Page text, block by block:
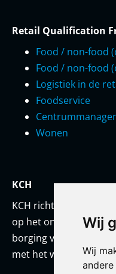
Wij
Wij
Retail Qualification
Food / non-food
Food / non-food
Logistiek in de
Foodservice
Wonen
KCH
KCH richt zich met
op het ontwikkelen
borging van kwaliteit.
met het werkveld en/